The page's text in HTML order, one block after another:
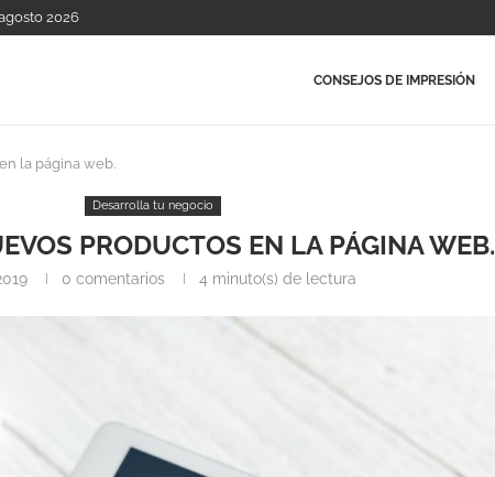
2026
CONSEJOS DE IMPRESIÓN
la página web.
Desarrolla tu negocio
PRODUCTOS EN LA PÁGINA WEB.
0 comentarios 4 minuto(s) de lectura